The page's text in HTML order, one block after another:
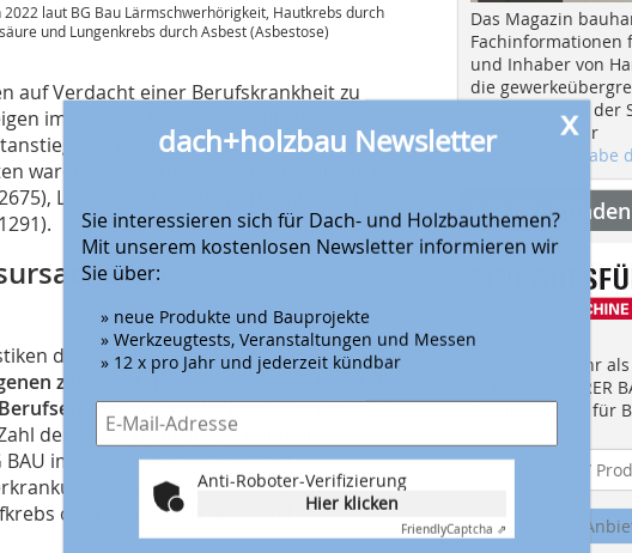
laut BG Bau Lärmschwerhörigkeit, Hautkrebs durch
und Lungenkrebs durch Asbest (Asbestose)
auf Verdacht einer Berufskrankheit zu
im Jahr 2021 stieg die Zahl auf 18 228 im
von über zehn Prozent. Die am
waren 2022 Lärmschwerhörigkeit (4010),
Lendenwirbelsäulenerkrankungen
bei
der BG Bau Asbest seit Jahren die
zehn Jahren sind 3376 Versicherte der
gestorben, allein im Jahr
der Neuerkrankungen nahm im
im Vorjahr insgesamt 2414 neue
gemeldet. Davon entfiel mehr
oder Eierstockkrebs durch Asbest,
x
dach+holzbau Newsletter
Sie interessieren sich für Dach- und Holzbauthemen?
Mit unserem kostenlosen Newsletter informieren wir
Sie über:
» neue Produkte und Bauprojekte
» Werkzeugtests, Veranstaltungen und Messen
» 12 x pro Jahr und jederzeit kündbar
Anti-Roboter-Verifizierung
Hier klicken
Friendly Captcha ⇗
Das Magazin
und Inhaber von
die
Ausbau und in
Hier geht es zur
aktuellen Ausgabe
Anbieter finden
Finden Sie mehr
EINKAUFSFÜHRER
Suchmaschine für